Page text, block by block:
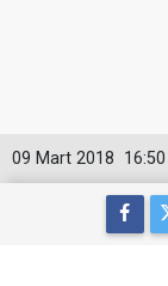
16:50
09 Mart 2018